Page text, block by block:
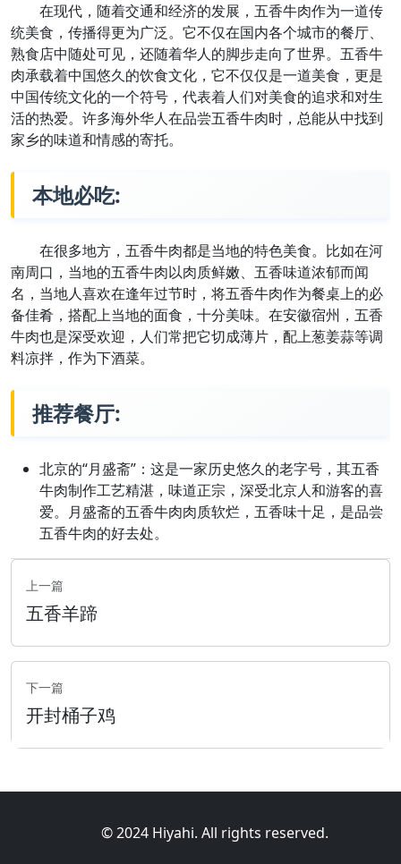
在现代，随着交通和经济的发展，五香牛肉作为一道传
统美食，传播得更为广泛。它不仅在国内各个城市的餐厅、
熟食店中随处可见，还随着华人的脚步走向了世界。五香牛
肉承载着中国悠久的饮食文化，它不仅仅是一道美食，更是
中国传统文化的一个符号，代表着人们对美食的追求和对生
活的热爱。许多海外华人在品尝五香牛肉时，总能从中找到
家乡的味道和情感的寄托。
本地必吃:
在很多地方，五香牛肉都是当地的特色美食。比如在河
南周口，当地的五香牛肉以肉质鲜嫩、五香味道浓郁而闻
名，当地人喜欢在逢年过节时，将五香牛肉作为餐桌上的必
备佳肴，搭配上当地的面食，十分美味。在安徽宿州，五香
牛肉也是深受欢迎，人们常把它切成薄片，配上葱姜蒜等调
料凉拌，作为下酒菜。
推荐餐厅:
北京的“月盛斋”：这是一家历史悠久的老字号，其五香
牛肉制作工艺精湛，味道正宗，深受北京人和游客的喜
爱。月盛斋的五香牛肉肉质软烂，五香味十足，是品尝
五香牛肉的好去处。
上一篇
五香羊蹄
下一篇
开封桶子鸡
© 2024 Hiyahi. All rights reserved.